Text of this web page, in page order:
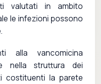
valutati in ambito
le infezioni possono
alla vancomicina
nella struttura dei
costituenti la parete